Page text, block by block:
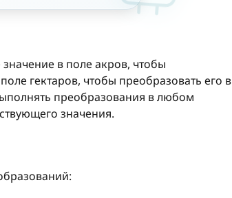
значение в поле акров, чтобы
гектаров, чтобы преобразовать его в
преобразования в любом
значения.